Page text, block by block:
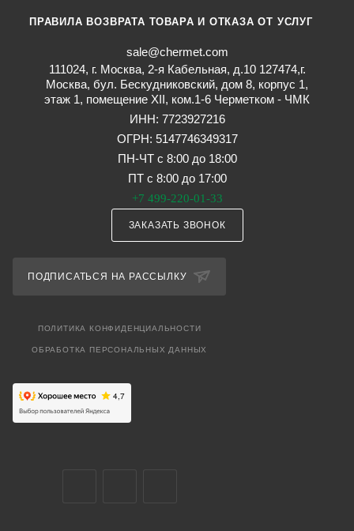
ПРАВИЛА ВОЗВРАТА ТОВАРА И ОТКАЗА ОТ УСЛУГ
sale@chermet.com
111024, г. Москва, 2-я Кабельная, д.10 127474,г.
Москва, бул. Бескудниковский, дом 8, корпус 1,
этаж 1, помещение XII, ком.1-6 Черметком - ЧМК
ИНН: 7723927216
ОГРН: 5147746349317
ПН-ЧТ с 8:00 до 18:00
ПТ с 8:00 до 17:00
+7 499-220-01-33
ЗАКАЗАТЬ ЗВОНОК
ПОДПИСАТЬСЯ НА РАССЫЛКУ
ПОЛИТИКА КОНФИДЕНЦИАЛЬНОСТИ
ОБРАБОТКА ПЕРСОНАЛЬНЫХ ДАННЫХ